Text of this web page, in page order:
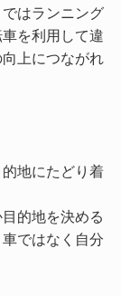
はランニング
を利用して違
上につながれ
地にたどり着
的地を決める
ではなく自分